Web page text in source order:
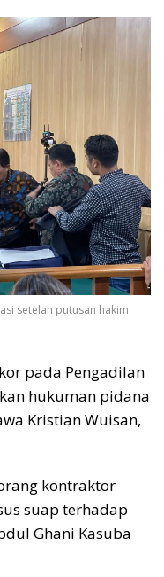
setelah putusan hakim.
pada Pengadilan
hukuman pidana
Kristian Wuisan,
kontraktor
suap terhadap
Ghani Kasuba